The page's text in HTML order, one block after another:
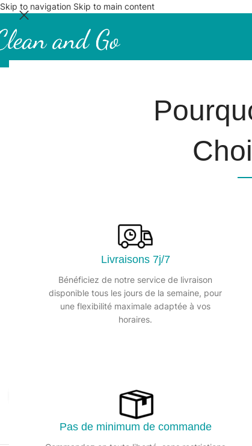
Livraisons 7j/7
Bénéficiez de notre service de livraison
disponible tous les jours de la semaine, pour
une flexibilité maximale adaptée à vos
horaires.
Pas de minimum de commande
Skip to navigation Skip to main content